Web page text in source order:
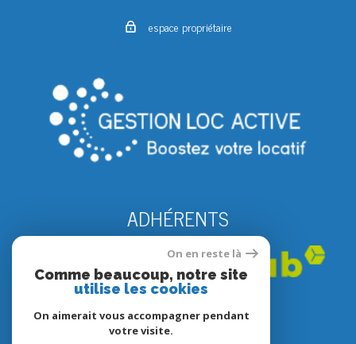
espace propriétaire
ADHÉRENTS
On en reste là
Comme beaucoup, notre site
utilise les cookies
On aimerait vous accompagner pendant
votre visite.